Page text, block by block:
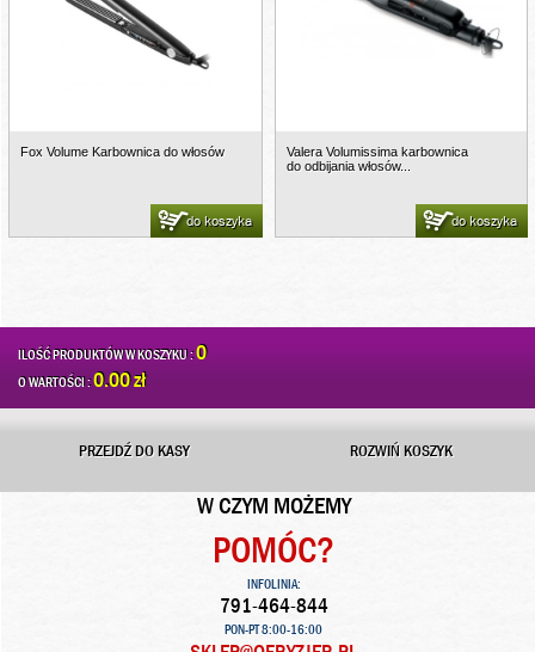
Fox Volume Karbownica do włosów
do koszyka
Valera Volumissima karbownica
do odbijania włosów...
do koszyka
ILOŚĆ PRODUKTÓW W KOSZYKU :0
O WARTOŚCI :0.00 zł
PRZEJDŹ DO KASY ROZWIŃ KOSZYK
W CZYM MOŻEMY
POMÓC?
INFOLINIA:
791-464-844
PON-PT 8:00-16:00